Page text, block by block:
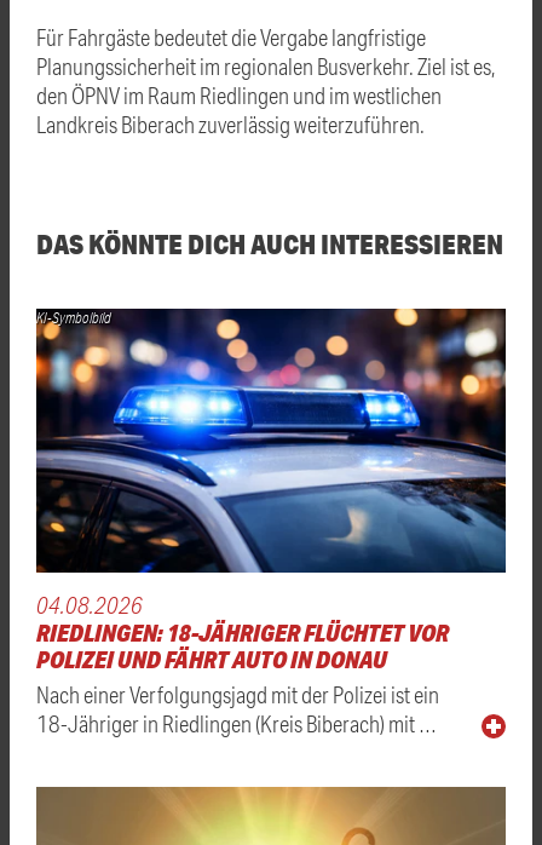
Für Fahrgäste bedeutet die Vergabe langfristige
Planungssicherheit im regionalen Busverkehr. Ziel ist es,
den ÖPNV im Raum Riedlingen und im westlichen
Landkreis Biberach zuverlässig weiterzuführen.
DAS KÖNNTE DICH AUCH INTERESSIEREN
KI-Symbolbild
04.08.2026
RIEDLINGEN: 18-JÄHRIGER FLÜCHTET VOR
POLIZEI UND FÄHRT AUTO IN DONAU
Nach einer Verfolgungsjagd mit der Polizei ist ein
18-Jähriger in Riedlingen (Kreis Biberach) mit …